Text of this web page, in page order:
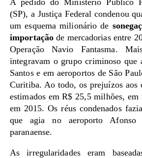
A pedido do Ministério Público
(SP), a Justiça Federal condenou
um esquema milionário de
importação de mercadorias entre
Operação Navio Fantasma.
integravam o grupo criminoso que
Santos e em aeroportos de São
Curitiba. Ao todo, os prejuízos aos
estimados em R$ 25,5 milhões, em
em 2015. Os réus condenados
que agia no aeroporto Afonso
paranaense.
As irregularidades eram